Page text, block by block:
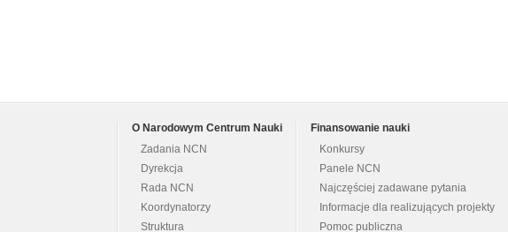
O Narodowym Centrum Nauki
Zadania NCN
Dyrekcja
Rada NCN
Koordynatorzy
Struktura
Finansowanie nauki
Konkursy
Panele NCN
Najczęściej zadawane pytania
Informacje dla realizujących projekty
Pomoc publiczna